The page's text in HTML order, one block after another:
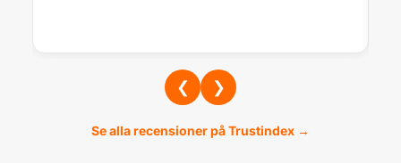
❮ ❯
Se alla recensioner på Trustindex →